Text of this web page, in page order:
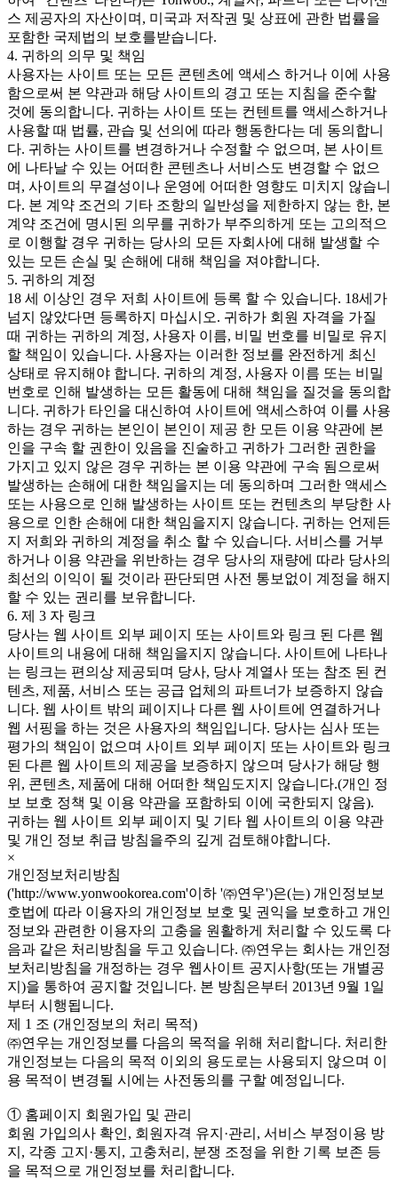
스 제공자의 자산이며, 미국과 저작권 및 상표에 관한 법률을
포함한 국제법의 보호를받습니다.
4. 귀하의 의무 및 책임
사용자는 사이트 또는 모든 콘텐츠에 액세스 하거나 이에 사용
함으로써 본 약관과 해당 사이트의 경고 또는 지침을 준수할
것에 동의합니다. 귀하는 사이트 또는 컨텐트를 액세스하거나
사용할 때 법률, 관습 및 선의에 따라 행동한다는 데 동의합니
다. 귀하는 사이트를 변경하거나 수정할 수 없으며, 본 사이트
에 나타날 수 있는 어떠한 콘텐츠나 서비스도 변경할 수 없으
며, 사이트의 무결성이나 운영에 어떠한 영향도 미치지 않습니
다. 본 계약 조건의 기타 조항의 일반성을 제한하지 않는 한, 본
계약 조건에 명시된 의무를 귀하가 부주의하게 또는 고의적으
로 이행할 경우 귀하는 당사의 모든 자회사에 대해 발생할 수
있는 모든 손실 및 손해에 대해 책임을 져야합니다.
5. 귀하의 계정
18 세 이상인 경우 저희 사이트에 등록 할 수 있습니다. 18세가
넘지 않았다면 등록하지 마십시오. 귀하가 회원 자격을 가질
때 귀하는 귀하의 계정, 사용자 이름, 비밀 번호를 비밀로 유지
할 책임이 있습니다. 사용자는 이러한 정보를 완전하게 최신
상태로 유지해야 합니다. 귀하의 계정, 사용자 이름 또는 비밀
번호로 인해 발생하는 모든 활동에 대해 책임을 질것을 동의합
니다. 귀하가 타인을 대신하여 사이트에 액세스하여 이를 사용
하는 경우 귀하는 본인이 본인이 제공 한 모든 이용 약관에 본
인을 구속 할 권한이 있음을 진술하고 귀하가 그러한 권한을
가지고 있지 않은 경우 귀하는 본 이용 약관에 구속 됨으로써
발생하는 손해에 대한 책임을지는 데 동의하며 그러한 액세스
또는 사용으로 인해 발생하는 사이트 또는 컨텐츠의 부당한 사
용으로 인한 손해에 대한 책임을지지 않습니다. 귀하는 언제든
지 저희와 귀하의 계정을 취소 할 수 있습니다. 서비스를 거부
하거나 이용 약관을 위반하는 경우 당사의 재량에 따라 당사의
최선의 이익이 될 것이라 판단되면 사전 통보없이 계정을 해지
할 수 있는 권리를 보유합니다.
6. 제 3 자 링크
당사는 웹 사이트 외부 페이지 또는 사이트와 링크 된 다른 웹
사이트의 내용에 대해 책임을지지 않습니다. 사이트에 나타나
는 링크는 편의상 제공되며 당사, 당사 계열사 또는 참조 된 컨
텐츠, 제품, 서비스 또는 공급 업체의 파트너가 보증하지 않습
니다. 웹 사이트 밖의 페이지나 다른 웹 사이트에 연결하거나
웹 서핑을 하는 것은 사용자의 책임입니다. 당사는 심사 또는
평가의 책임이 없으며 사이트 외부 페이지 또는 사이트와 링크
된 다른 웹 사이트의 제공을 보증하지 않으며 당사가 해당 행
위, 콘텐츠, 제품에 대해 어떠한 책임도지지 않습니다.(개인 정
보 보호 정책 및 이용 약관을 포함하되 이에 국한되지 않음).
귀하는 웹 사이트 외부 페이지 및 기타 웹 사이트의 이용 약관
및 개인 정보 취급 방침을주의 깊게 검토해야합니다.
×
개인정보처리방침
('http://www.yonwookorea.com'이하 '㈜연우')은(는) 개인정보보
호법에 따라 이용자의 개인정보 보호 및 권익을 보호하고 개인
정보와 관련한 이용자의 고충을 원활하게 처리할 수 있도록 다
음과 같은 처리방침을 두고 있습니다. ㈜연우는 회사는 개인정
보처리방침을 개정하는 경우 웹사이트 공지사항(또는 개별공
지)을 통하여 공지할 것입니다. 본 방침은부터 2013년 9월 1일
부터 시행됩니다.
제 1 조 (개인정보의 처리 목적)
㈜연우는 개인정보를 다음의 목적을 위해 처리합니다. 처리한
개인정보는 다음의 목적 이외의 용도로는 사용되지 않으며 이
용 목적이 변경될 시에는 사전동의를 구할 예정입니다.
① 홈페이지 회원가입 및 관리
회원 가입의사 확인, 회원자격 유지·관리, 서비스 부정이용 방
지, 각종 고지·통지, 고충처리, 분쟁 조정을 위한 기록 보존 등
을 목적으로 개인정보를 처리합니다.